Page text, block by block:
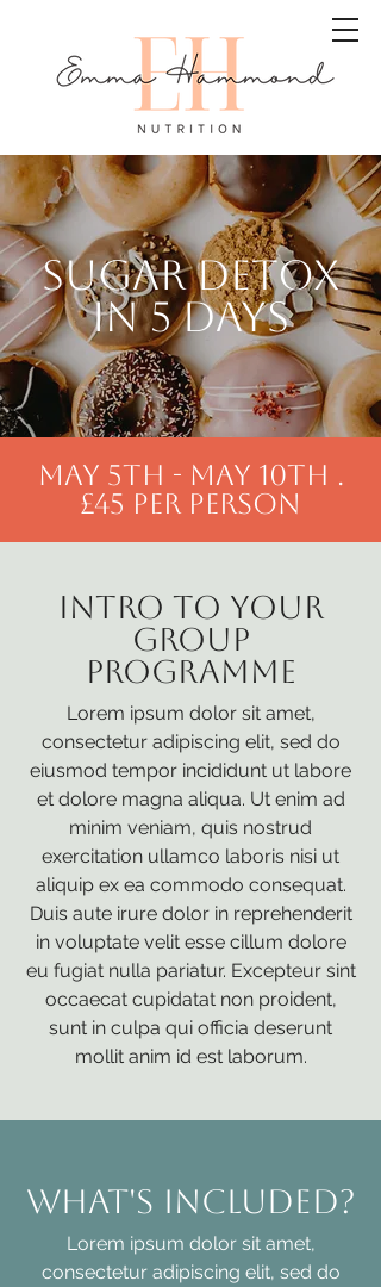
SUGAR DETOX
IN 5 DAYS
May 5th - May 10th .
£45 per person
INTRO TO YOUR
GROUP
PROGRAMME
Lorem ipsum dolor sit amet,
consectetur adipiscing elit, sed do
eiusmod tempor incididunt ut labore
et dolore magna aliqua. Ut enim ad
minim veniam, quis nostrud
exercitation ullamco laboris nisi ut
aliquip ex ea commodo consequat.
Duis aute irure dolor in reprehenderit
in voluptate velit esse cillum dolore
eu fugiat nulla pariatur. Excepteur sint
occaecat cupidatat non proident,
sunt in culpa qui officia deserunt
mollit anim id est laborum.
WHAT'S INCLUDED?
Lorem ipsum dolor sit amet,
consectetur adipiscing elit, sed do